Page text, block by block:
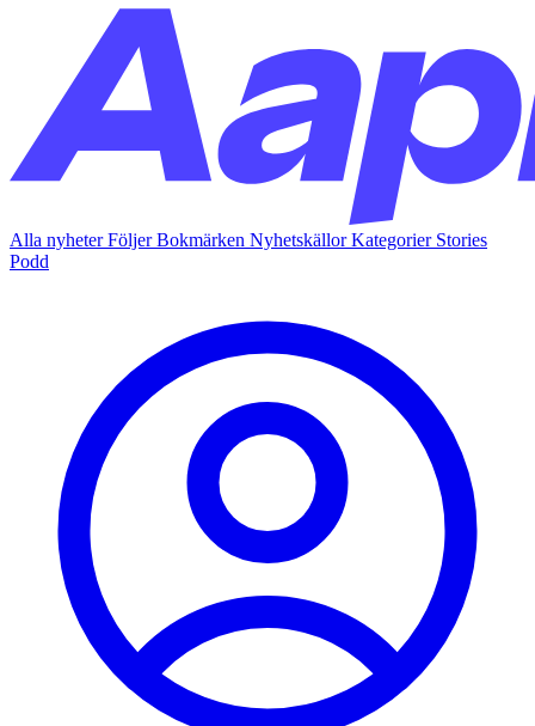
Alla nyheterFöljerBokmärken NyhetskällorKategorier Stories
Podd